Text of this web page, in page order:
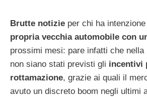
Brutte notizie per chi ha intenzione
propria vecchia automobile con
prossimi mesi: pare infatti che nella
non siano stati previsti gli incentivi
rottamazione, grazie ai quali il
avuto un discreto boom negli ultimi